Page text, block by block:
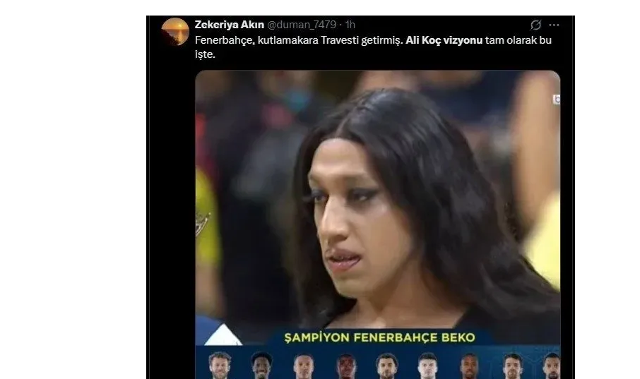
6698 sayılı Kişisel Verilerin Korunması Kanunu uyarınca hazırlanmış Aydınlatma Metnimizi
mevzuata uygun olarak kullanılan çerezlerle ilgili bilgi almak için lütfen